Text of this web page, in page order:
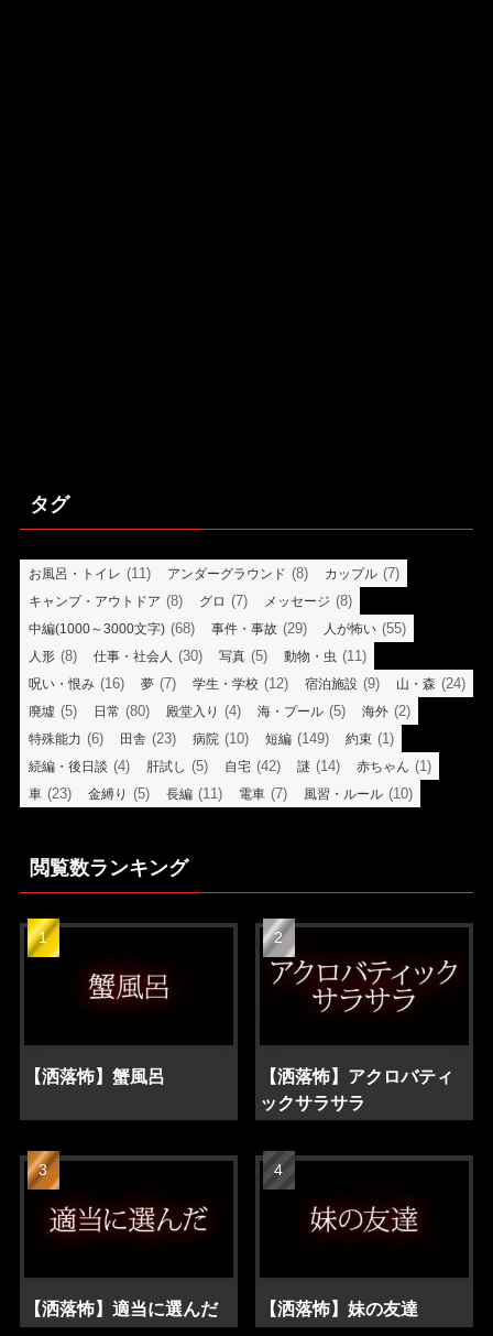
タグ
お風呂・トイレ (11) アンダーグラウンド (8) カップル (7)
キャンプ・アウトドア (8) グロ (7) メッセージ (8)
中編(1000～3000文字) (68) 事件・事故 (29) 人が怖い (55)
人形 (8) 仕事・社会人 (30) 写真 (5) 動物・虫 (11)
呪い・恨み (16) 夢 (7) 学生・学校 (12) 宿泊施設 (9) 山・森 (24)
廃墟 (5) 日常 (80) 殿堂入り (4) 海・プール (5) 海外 (2)
特殊能力 (6) 田舎 (23) 病院 (10) 短編 (149) 約束 (1)
続編・後日談 (4) 肝試し (5) 自宅 (42) 謎 (14) 赤ちゃん (1)
車 (23) 金縛り (5) 長編 (11) 電車 (7) 風習・ルール (10)
閲覧数ランキング
【洒落怖】蟹風呂
【洒落怖】アクロバティ
ックサラサラ
【洒落怖】適当に選んだ 【洒落怖】妹の友達